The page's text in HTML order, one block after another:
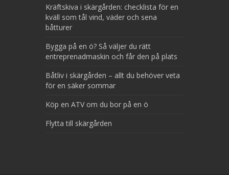
Kräftskiva i skärgården: checklista för en
kväll som tål vind, väder och sena
båtturer
Bygga på en ö? Så väljer du rätt
entreprenadmaskin och får den på plats
Båtliv i skärgården – allt du behöver veta
för en säker sommar
Köp en ATV om du bor på en ö
Flytta till skärgården